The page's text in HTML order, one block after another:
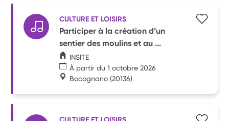
CULTURE ET LOISIRS
Participer à la création d’un
sentier des moulins et au ...
INSITE
À partir du 1 octobre 2026
Bocognano (20136)